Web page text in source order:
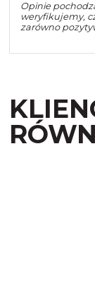
Opinie
weryfikujemy,
zarówno